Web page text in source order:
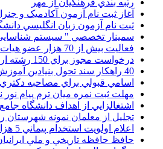
آغاز ثبت نام آزمون آکادميک و
ثبت نام آزمون زبان انگليسي
سمينار تخصصي " سيستم
فعاليت بيش از 70 هزار عضو هيات علمي در دانشگاه آزاد
درخواست مجوز براي 150 رشته ارشد علوم پزشکي آزاد
40 راهکار سند تحول بنيادين آموزش و پرورش
اسامي قبولي براي مصاحبه
مهلت ثبت نمره میان ترم پیام نور
اشتغالزايي از اهداف دانشگاه
تجليل از معلمان نمونه شهرستان
اعلام اولويت استخدام پيماني 5 هزار معلم
حافظ حافظه تاريخي و ملي